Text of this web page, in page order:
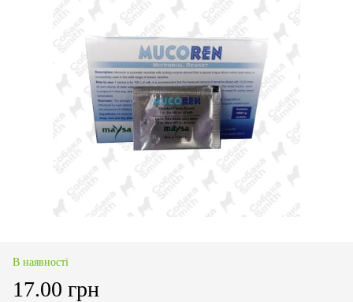
В наявності
17.00 грн